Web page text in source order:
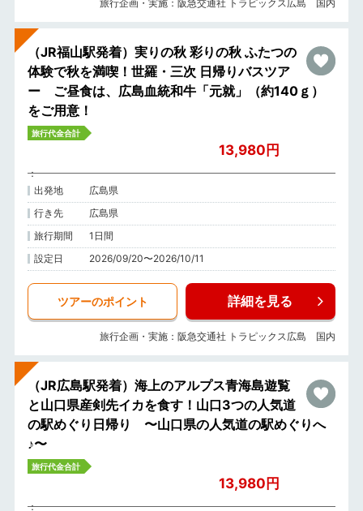
旅行企画・実施：阪急交通社 トラピックス広島 国内
（JR福山駅発着）実りの秋 彩りの秋 ふたつの
体験で秋を満喫！世羅・三次 日帰りバスツア
ー ご昼食は、広島血統和牛「元就」（約140ｇ）
をご用意！
旅行代金合計
13,980円
出発地
広島県
行き先
広島県
旅行期間
1日間
設定日
2026/09/20〜2026/10/11
ツアーのポイント 詳細を見る
旅行企画・実施：阪急交通社 トラピックス広島 国内
（JR広島駅発着）海上のアルプス青海島遊覧
と山口県産剣先イカを食す！山口3つの人気道
の駅めぐり日帰り 〜山口県の人気道の駅めぐりへ
♪〜
旅行代金合計
13,980円